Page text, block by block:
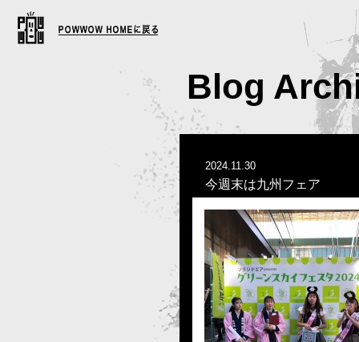
Blog
2024.11.30
今週末は九州フェア